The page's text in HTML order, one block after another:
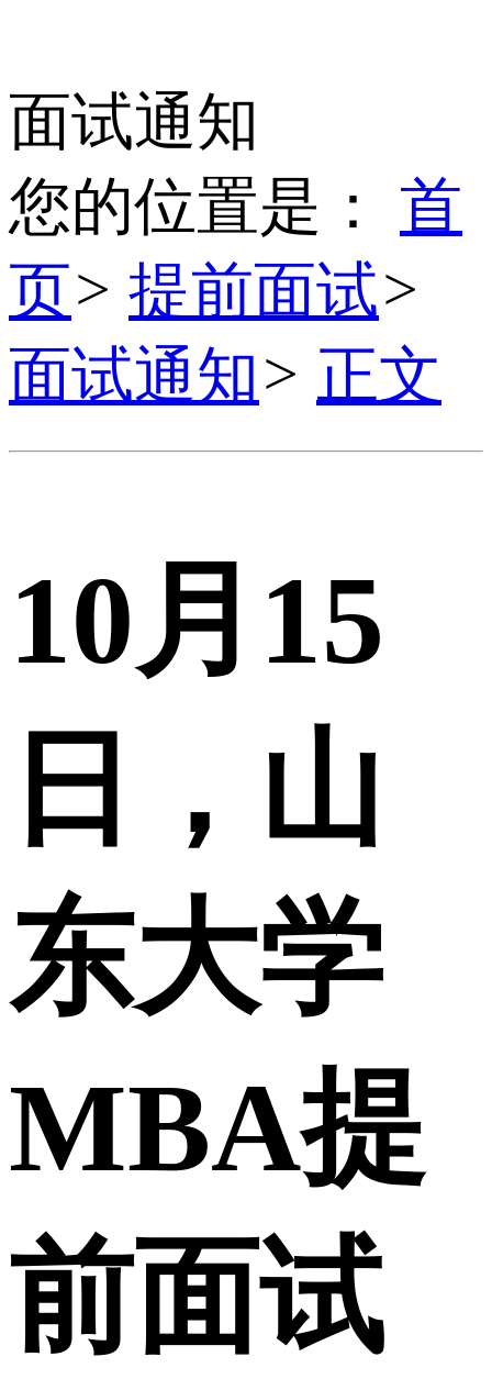
面试通知
您的位置是： 首
页> 提前面试>
面试通知> 正文
10月15
日，山
东大学
MBA提
前面试